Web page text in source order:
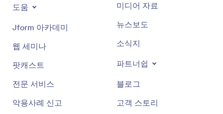
도움
Jform 아카데미
웹 세미나
팟캐스트
전문 서비스
악용사례 신고
미디어 자료
뉴스보도
소식지
파트너쉽
블로그
고객 스토리